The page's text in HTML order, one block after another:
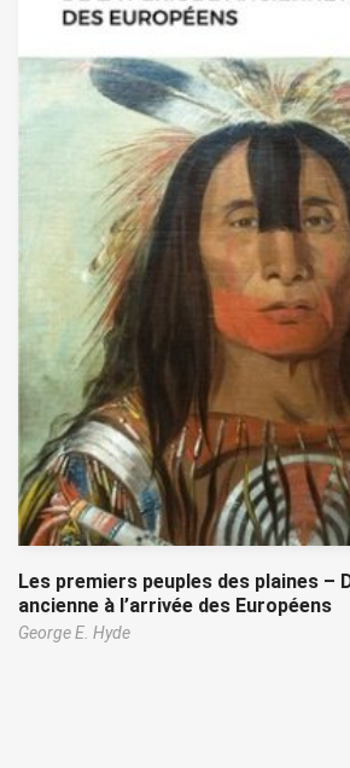
Les premiers peuples des plaines –
ancienne à l’arrivée des Européens
George E. Hyde